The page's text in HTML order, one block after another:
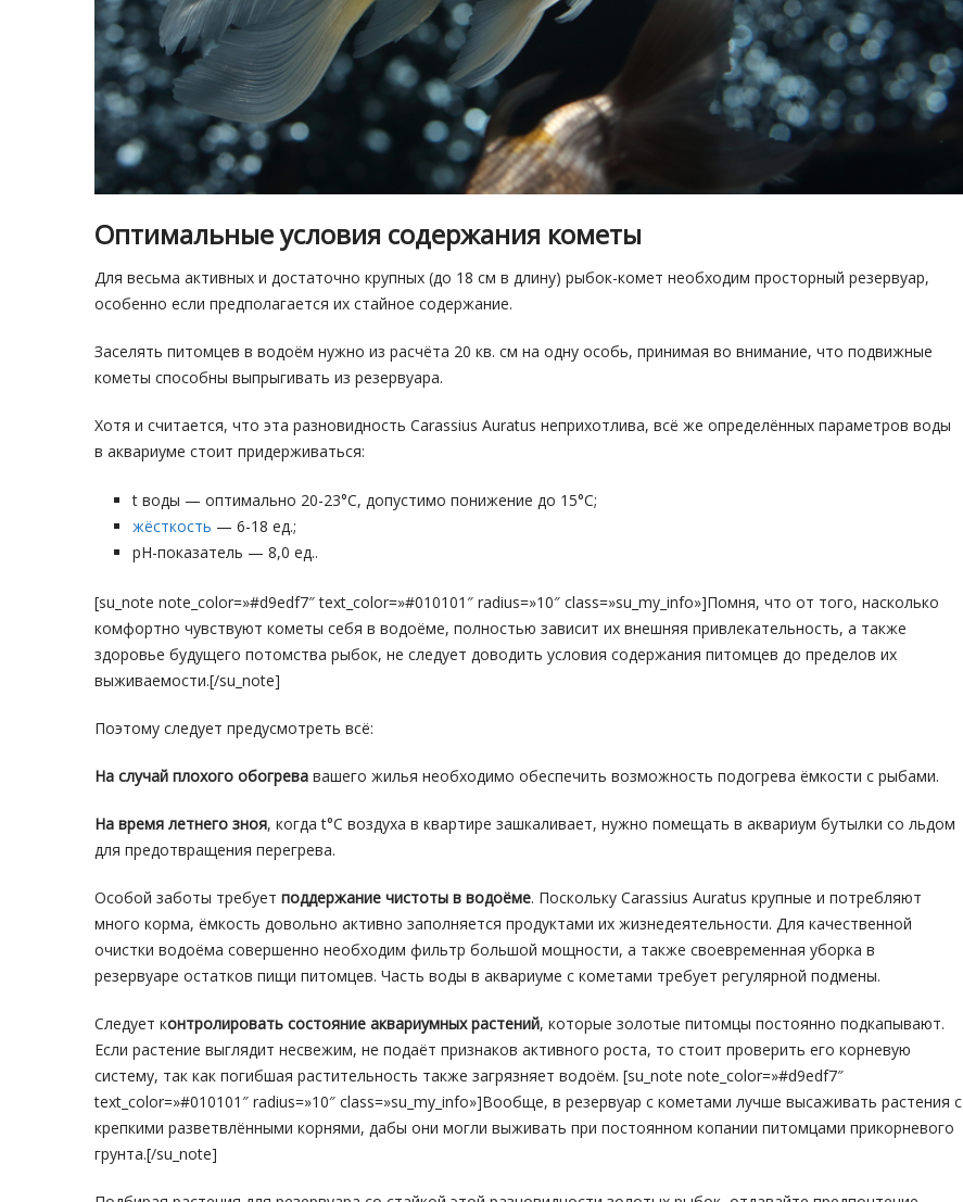
Оптимальные условия содержания кометы
Для весьма активных и достаточно крупных (до 18 см в длину) рыбок-комет необходим просторный резервуар,
особенно если предполагается их стайное содержание.
Заселять питомцев в водоём нужно из расчёта 20 кв. см на одну особь, принимая во внимание, что подвижные
кометы способны выпрыгивать из резервуара.
Хотя и считается, что эта разновидность Carassius Auratus неприхотлива, всё же определённых параметров воды
в аквариуме стоит придерживаться:
t воды — оптимально 20-23°С, допустимо понижение до 15°С;
жёсткость — 6-18 ед.;
pH-показатель — 8,0 ед..
[su_note note_color=»#d9edf7″ text_color=»#010101″ radius=»10″ class=»su_my_info»]Помня, что от того, насколько
комфортно чувствуют кометы себя в водоёме, полностью зависит их внешняя привлекательность, а также
здоровье будущего потомства рыбок, не следует доводить условия содержания питомцев до пределов их
выживаемости.[/su_note]
Поэтому следует предусмотреть всё:
На случай плохого обогрева вашего жилья необходимо обеспечить возможность подогрева ёмкости с рыбами.
На время летнего зноя, когда t°С воздуха в квартире зашкаливает, нужно помещать в аквариум бутылки со льдом
для предотвращения перегрева.
Особой заботы требует поддержание чистоты в водоёме. Поскольку Carassius Auratus крупные и потребляют
много корма, ёмкость довольно активно заполняется продуктами их жизнедеятельности. Для качественной
очистки водоёма совершенно необходим фильтр большой мощности, а также своевременная уборка в
резервуаре остатков пищи питомцев. Часть воды в аквариуме с кометами требует регулярной подмены.
Следует контролировать состояние аквариумных растений, которые золотые питомцы постоянно подкапывают.
Если растение выглядит несвежим, не подаёт признаков активного роста, то стоит проверить его корневую
систему, так как погибшая растительность также загрязняет водоём. [su_note note_color=»#d9edf7″
text_color=»#010101″ radius=»10″ class=»su_my_info»]Вообще, в резервуар с кометами лучше высаживать растения с
крепкими разветвлёнными корнями, дабы они могли выживать при постоянном копании питомцами прикорневого
грунта.[/su_note]